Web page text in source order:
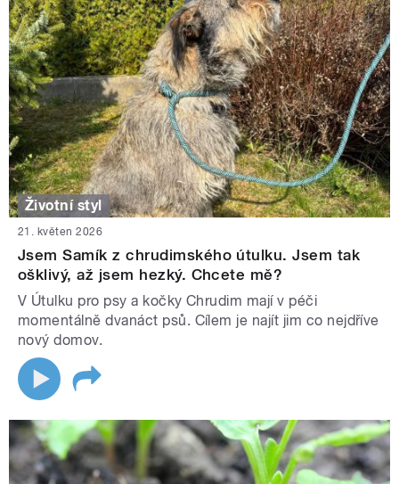
Životní styl
21. květen 2026
Jsem Samík z chrudimského útulku. Jsem tak
ošklivý, až jsem hezký. Chcete mě?
V Útulku pro psy a kočky Chrudim mají v péči
momentálně dvanáct psů. Cílem je najít jim co nejdříve
nový domov.